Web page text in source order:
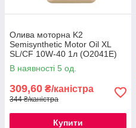
Олива моторна K2
Semisynthetic Motor Oil XL
SL/CF 10W-40 1л (O2041E)
В наявності 5 од.
309,60 ₴/каністра
344 ₴/каністра
Купити